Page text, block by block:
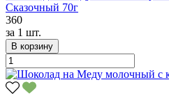
Сказочный 70г
360
за 1 шт.
В корзину